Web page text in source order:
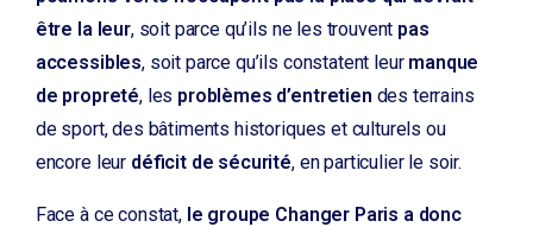
être la leur, soit parce qu’ils ne les trouvent pas
accessibles, soit parce qu’ils constatent leur manque
de propreté, les problèmes d’entretien des terrains
de sport, des bâtiments historiques et culturels ou
encore leur déficit de sécurité, en particulier le soir.
Face à ce constat, le groupe Changer Paris a donc